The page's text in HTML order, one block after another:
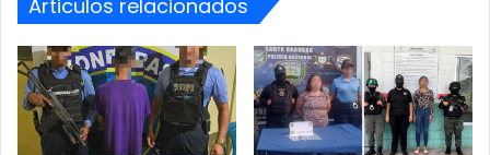
Serán presentados ante juez
capitalino
Las autoridades informaron que los sospechosos serán
Articulos relacionados